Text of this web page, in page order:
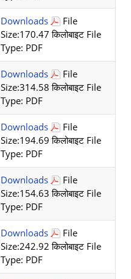
Downloads
File
Size:170.47 किलोबाइट File
Type: PDF
Downloads
File
Size:314.58 किलोबाइट File
Type: PDF
Downloads
File
Size:194.69 किलोबाइट File
Type: PDF
Downloads
File
Size:154.63 किलोबाइट File
Type: PDF
Downloads
File
Size:242.92 किलोबाइट File
Type: PDF